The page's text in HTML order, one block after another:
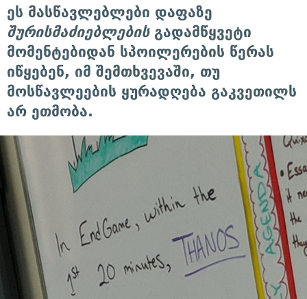
ეს მასწავლებლები დაფაზე
შურისმაძიებლების გადამწყვეტი
მომენტებიდან სპოილერების წერას
იწყებენ, იმ შემთხვევაში, თუ
მოსწავლეების ყურადღება გაკვეთილს
არ ეთმობა.